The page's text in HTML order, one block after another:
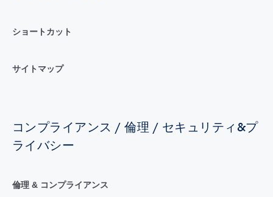
ショートカット
サイトマップ
コンプライアンス / 倫理 / セキュリティ&プ
ライバシー
倫理 & コンプライアンス